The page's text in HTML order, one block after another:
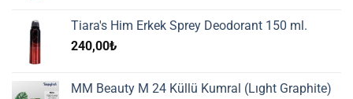
Tiara's Him Erkek Sprey Deodorant 150 ml.
240,00₺
MM Beauty M 24 Küllü Kumral (Lıght Graphite)